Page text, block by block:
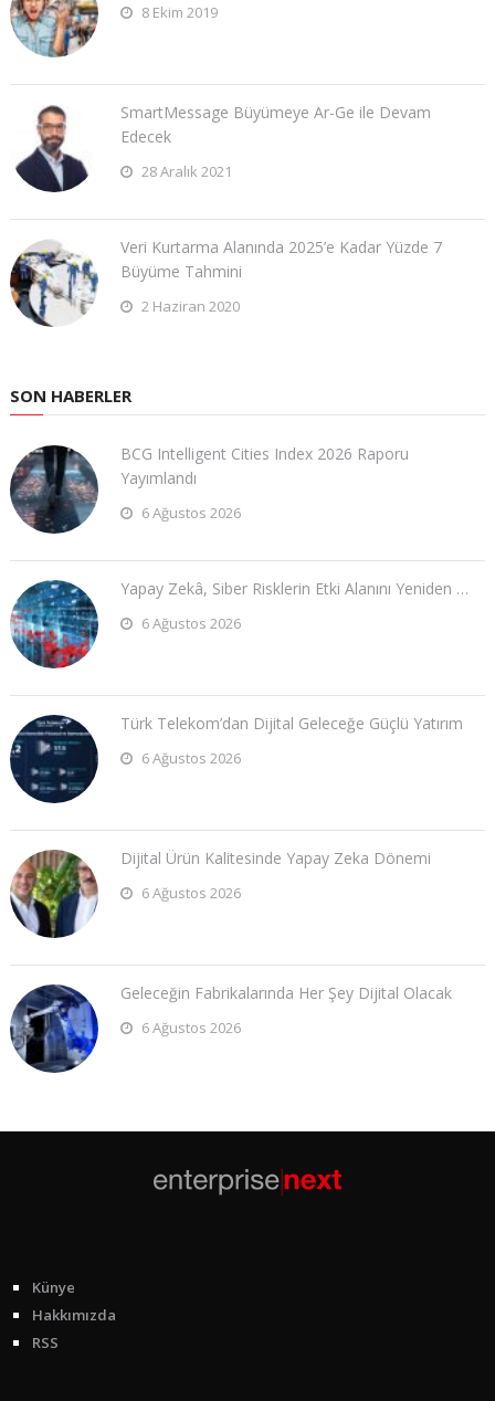
8 Ekim 2019
SmartMessage Büyümeye Ar-Ge ile Devam
Edecek
28 Aralık 2021
Veri Kurtarma Alanında 2025’e Kadar Yüzde 7
Büyüme Tahmini
2 Haziran 2020
SON HABERLER
BCG Intelligent Cities Index 2026 Raporu
Yayımlandı
6 Ağustos 2026
Yapay Zekâ, Siber Risklerin Etki Alanını Yeniden …
6 Ağustos 2026
Türk Telekom’dan Dijital Geleceğe Güçlü Yatırım
6 Ağustos 2026
Dijital Ürün Kalitesinde Yapay Zeka Dönemi
6 Ağustos 2026
Geleceğin Fabrikalarında Her Şey Dijital Olacak
6 Ağustos 2026
Künye
Hakkımızda
RSS